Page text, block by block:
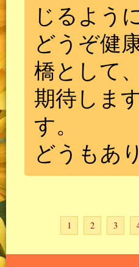
じるよう
どうぞ健
橋として
期待しま
す。
どうもあ
1 2 3